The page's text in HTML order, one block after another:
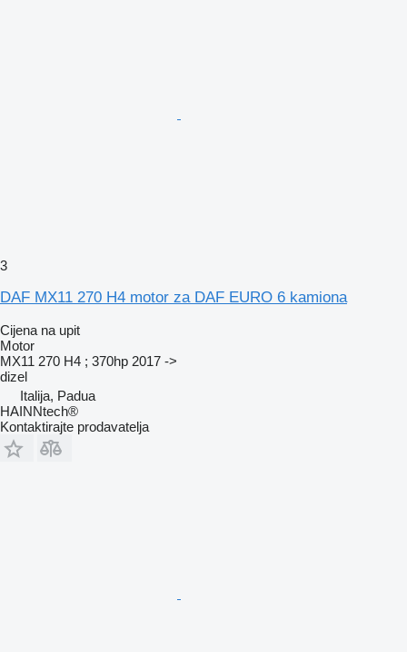
3
DAF MX11 270 H4 motor za DAF EURO 6 kamiona
Cijena na upit
Motor
MX11 270 H4 ; 370hp 2017 ->
dizel
Italija, Padua
HAINNtech®
Kontaktirajte prodavatelja